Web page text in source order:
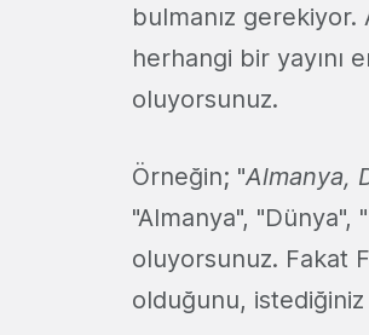
bulmanız
herhangi bir yayını
oluyorsunuz.
Örneğin; "Almanya,
"Almanya", "Dünya",
oluyorsunuz. Fakat
olduğunu,